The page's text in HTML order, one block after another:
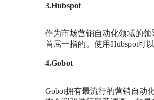
3.Hubspot
作为市场营销自动化领域的
首屈一指的。使用Hubspot可
4.Gobot
Gobot拥有最流行的营销自动